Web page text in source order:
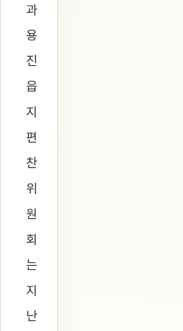
과
용
진
읍
지
편
찬
위
원
회
는
지
난